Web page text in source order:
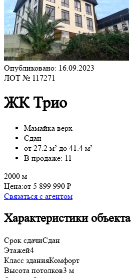
Опубликовано: 16.09.2023
ЛОТ № 117271
ЖК Трио
Мамайка верх
Сдан
от 27.2 м² до 41.4 м²
В продаже: 11
2000 м
Цена:от 5 899 990 ₽
Связаться с агентом
Характеристики объекта
Срок сдачиСдан
Этажей4
Класс зданияКомфорт
Высота потолков3 м